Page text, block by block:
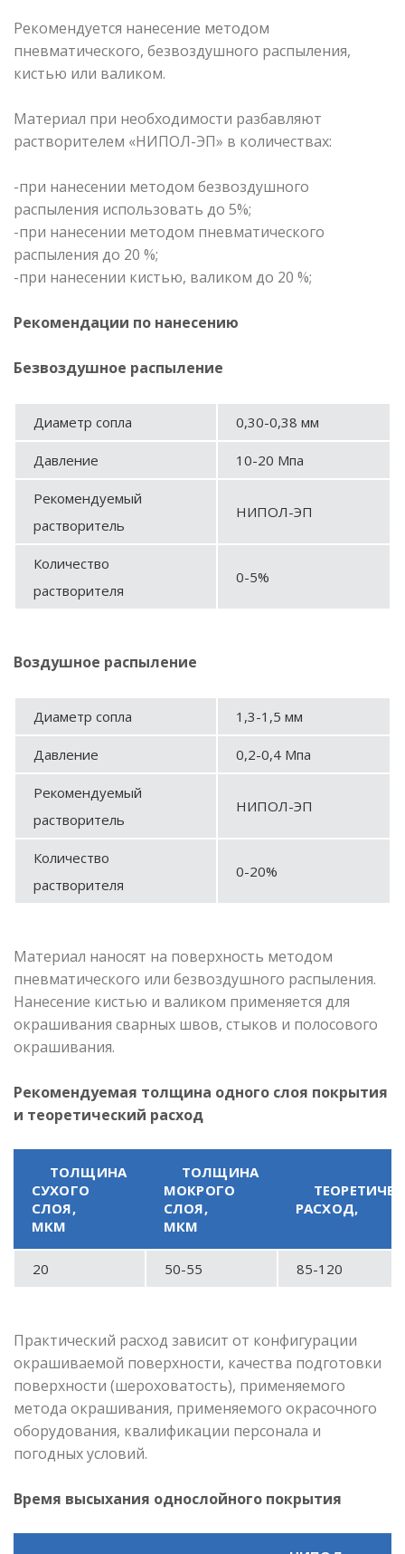
Рекомендуется нанесение методом
пневматического, безвоздушного распыления,
кистью или валиком.
Материал при необходимости разбавляют
растворителем «НИПОЛ-ЭП» в количествах:
-при нанесении методом безвоздушного
распыления использовать до 5%;
-при нанесении методом пневматического
распыления до 20 %;
-при нанесении кистью, валиком до 20 %;
Рекомендации по нанесению
Безвоздушное распыление
Диаметр сопла 0,30-0,38 мм
Давление 10-20 Мпа
Рекомендуемый
растворитель
НИПОЛ-ЭП
Количество
растворителя
0-5%
Воздушное распыление
Диаметр сопла 1,3-1,5 мм
Давление 0,2-0,4 Мпа
Рекомендуемый
растворитель
НИПОЛ-ЭП
Количество
растворителя
0-20%
Материал наносят на поверхность методом
пневматического или безвоздушного распыления.
Нанесение кистью и валиком применяется для
окрашивания сварных швов, стыков и полосового
окрашивания.
Рекомендуемая толщина одного слоя покрытия
и теоретический расход
ТОЛЩИНА
СУХОГО
СЛОЯ,
МКМ
ТОЛЩИНА
МОКРОГО
СЛОЯ,
МКМ
РАСХОД,
20 50-55 85-120
Практический расход зависит от конфигурации
окрашиваемой поверхности, качества подготовки
поверхности (шероховатость), применяемого
метода окрашивания, применяемого окрасочного
оборудования, квалификации персонала и
погодных условий.
Время высыхания однослойного покрытия